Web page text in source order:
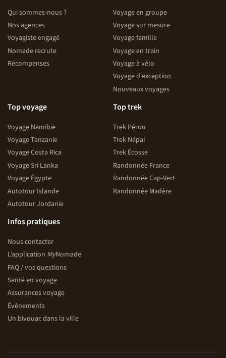
Qui sommes-nous ?
Nos agences
Voyagiste engagé
Nomade recrute
Récompenses
Voyage en groupe
Voyage sur mesure
Voyage famille
Voyage en train
Voyage à vélo
Voyage d'exception
Nouveaux voyages
Top voyage
Voyage Namibie
Voyage Tanzanie
Voyage Costa Rica
Voyage Sri Lanka
Voyage Égypte
Autotour Islande
Autotour Jordanie
Top trek
Trek Pérou
Trek Népal
Trek Écosse
Randonnée France
Randonnée Cap-Vert
Randonnée Madère
Infos pratiques
Nous contacter
L’application MyNomade
FAQ / vos questions
Santé en voyage
Assurances voyage
Évènements
Un bivouac dans la ville